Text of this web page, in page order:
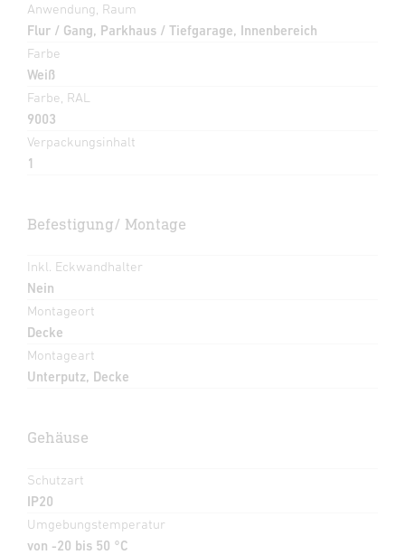
Anwendung, Raum
Flur / Gang, Parkhaus / Tiefgarage, Innenbereich
Farbe
Weiß
Farbe, RAL
9003
Verpackungsinhalt
1
Befestigung/ Montage
Inkl. Eckwandhalter
Nein
Montageort
Decke
Montageart
Unterputz, Decke
Gehäuse
Schutzart
IP20
Umgebungstemperatur
von -20 bis 50 °C